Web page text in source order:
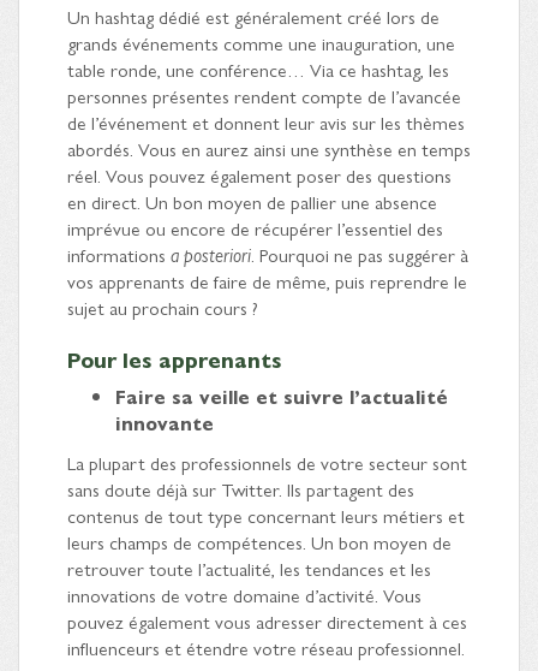
Un hashtag dédié est généralement créé lors de
grands événements comme une inauguration, une
table ronde, une conférence… Via ce hashtag, les
personnes présentes rendent compte de l’avancée
de l’événement et donnent leur avis sur les thèmes
abordés. Vous en aurez ainsi une synthèse en temps
réel. Vous pouvez également poser des questions
en direct. Un bon moyen de pallier une absence
imprévue ou encore de récupérer l’essentiel des
informations a posteriori. Pourquoi ne pas suggérer à
vos apprenants de faire de même, puis reprendre le
sujet au prochain cours ?
Pour les apprenants
Faire sa veille et suivre l’actualité
innovante
La plupart des professionnels de votre secteur sont
sans doute déjà sur Twitter. Ils partagent des
contenus de tout type concernant leurs métiers et
leurs champs de compétences. Un bon moyen de
retrouver toute l’actualité, les tendances et les
innovations de votre domaine d’activité. Vous
pouvez également vous adresser directement à ces
influenceurs et étendre votre réseau professionnel.